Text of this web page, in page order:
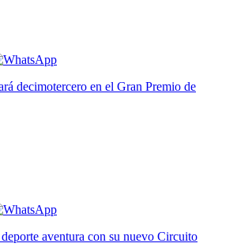
decimotercero en el Gran Premio de
aventura con su nuevo Circuito